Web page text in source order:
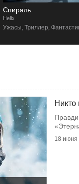
Спираль
Helix
Ужасы, Триллер,
Никто
18 июня